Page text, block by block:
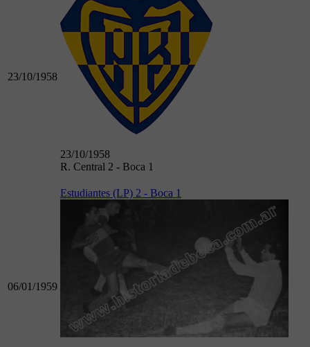
23/10/1958
23/10/1958
R. Central 2 - Boca 1
06/01/1959
Estudiantes (LP) 2 - Boca 1